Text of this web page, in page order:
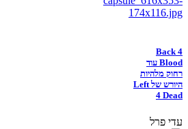
Back 4
Blood עוד
רחוק מלהיות
היורש של Left
4 Dead
עדי פרל